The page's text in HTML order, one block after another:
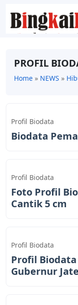
PROFIL
Home » NEWS »
Profil Biodata
Biodata
Profil Biodata
Foto Profil
Cantik 5 cm
Profil Biodata
Profil
Gubernur